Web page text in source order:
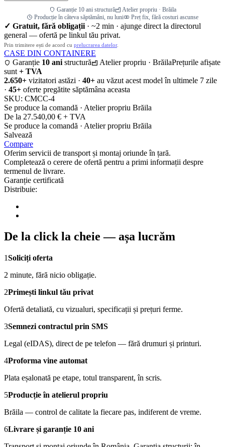
Garanție 10 ani structură
Atelier propriu · Brăila
Producție în câteva săptămâni, nu luni
Preț fix, fără costuri ascunse
✓ Gratuit, fără obligații · ~2 min · ajunge direct la directorul
general — ofertă pe linkul tău privat.
Prin trimitere ești de acord cu prelucrarea datelor.
CASE DIN CONTAINERE
Garanție 10 ani structură Atelier propriu · BrăilaPrețurile afișate
sunt + TVA
2.650+ vizitatori astăzi · 40+ au văzut acest model în ultimele 7 zile
· 45+ oferte pregătite săptămâna aceasta
SKU: CMCC-4
Se produce la comandă · Atelier propriu Brăila
De la 27.540,00 € + TVA
Se produce la comandă · Atelier propriu Brăila
Salvează
Compare
Oferim servicii de transport și montaj oriunde în țară.
Completează o cerere de ofertă pentru a primi informații despre
termenul de livrare.
Garanție certificată
Distribuie:
De la click la cheie — așa lucrăm
1Soliciți oferta
2 minute, fără nicio obligație.
2Primești linkul tău privat
Ofertă detaliată, cu vizualuri, specificații și prețuri ferme.
3Semnezi contractul prin SMS
Legal (eIDAS), direct de pe telefon — fără drumuri și printuri.
4Proforma vine automat
Plata eșalonată pe etape, totul transparent, în scris.
5Producție în atelierul propriu
Brăila — control de calitate la fiecare pas, indiferent de vreme.
6Livrare și garanție 10 ani